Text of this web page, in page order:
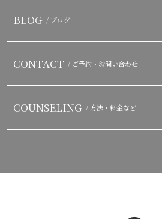
BLOG / ブログ
CONTACT / ご予約・お問い合わせ
COUNSELING / 方法・料金など